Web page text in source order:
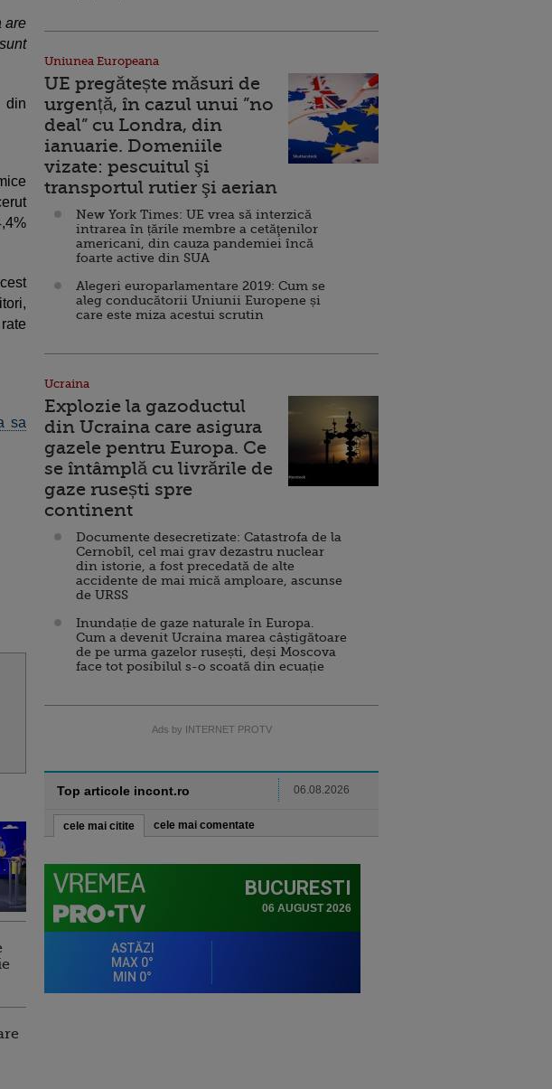
are
sa
Uniunea Europeana
UE pregătește măsuri de
urgență, în cazul unui ”no
deal” cu Londra, din
ianuarie. Domeniile
vizate: pescuitul şi
transportul rutier şi aerian
New York Times: UE vrea să interzică
intrarea în țările membre a cetăţenilor
americani, din cauza pandemiei încă
foarte active din SUA
Alegeri europarlamentare 2019: Cum se
aleg conducătorii Uniunii Europene și
care este miza acestui scrutin
Ucraina
Explozie la gazoductul
din Ucraina care asigura
gazele pentru Europa. Ce
se întâmplă cu livrările de
gaze rusești spre
continent
Documente desecretizate: Catastrofa de la
Cernobîl, cel mai grav dezastru nuclear
din istorie, a fost precedată de alte
accidente de mai mică amploare, ascunse
de URSS
Inundație de gaze naturale în Europa.
Cum a devenit Ucraina marea câștigătoare
de pe urma gazelor rusești, deși Moscova
face tot posibilul s-o scoată din ecuație
Ads by INTERNET PROTV
Top articole incont.ro 06.08.2026
cele mai citite cele mai comentate